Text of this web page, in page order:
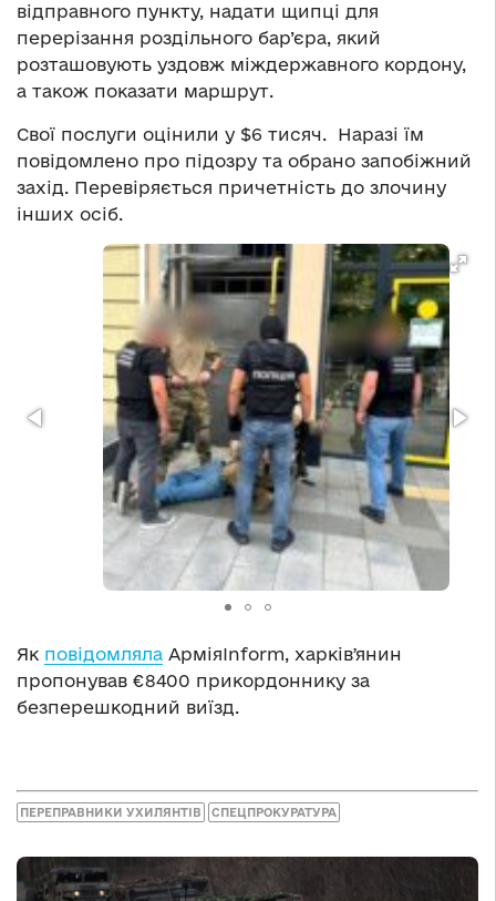
відправного пункту, надати щипці для
перерізання роздільного бар’єра, який
розташовують уздовж міждержавного кордону,
а також показати маршрут.
Свої послуги оцінили у $6 тисяч. Наразі їм
повідомлено про підозру та обрано запобіжний
захід. Перевіряється причетність до злочину
інших осіб.
Як повідомляла АрміяInform, харківʼянин
пропонував €8400 прикордоннику за
безперешкодний виїзд.
ПЕРЕПРАВНИКИ УХИЛЯНТІВ СПЕЦПРОКУРАТУРА